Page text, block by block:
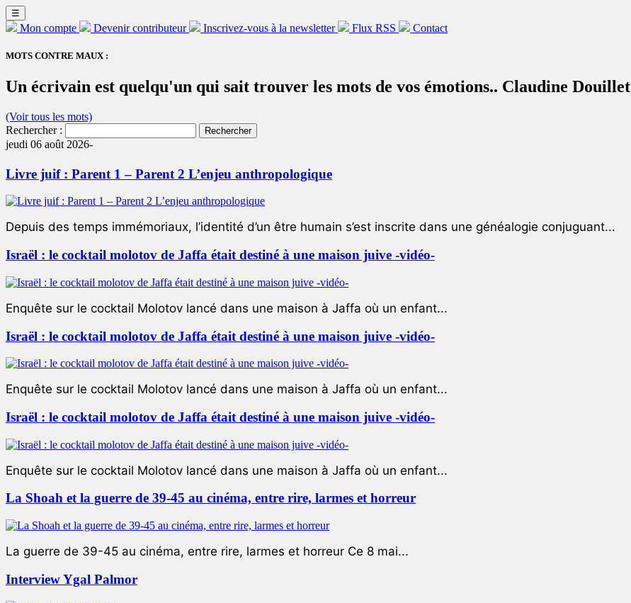
☰
Mon compte Devenir contributeur Inscrivez-vous à la newsletter Flux RSS Contact
MOTS CONTRE MAUX :
Un écrivain est quelqu'un qui sait trouver les mots de vos émotions.. Claudine Douillet
(Voir tous les mots)
Rechercher :
jeudi 06 août 2026-
Livre juif : Parent 1 – Parent 2 L’enjeu anthropologique
Depuis des temps immémoriaux, l’identité d’un être humain s’est inscrite dans une généalogie conjuguant...
Israël : le cocktail molotov de Jaffa était destiné à une maison juive -vidéo-
Enquête sur le cocktail Molotov lancé dans une maison à Jaffa où un enfant...
Israël : le cocktail molotov de Jaffa était destiné à une maison juive -vidéo-
Enquête sur le cocktail Molotov lancé dans une maison à Jaffa où un enfant...
Israël : le cocktail molotov de Jaffa était destiné à une maison juive -vidéo-
Enquête sur le cocktail Molotov lancé dans une maison à Jaffa où un enfant...
La Shoah et la guerre de 39-45 au cinéma, entre rire, larmes et horreur
La guerre de 39-45 au cinéma, entre rire, larmes et horreur Ce 8 mai...
Interview Ygal Palmor